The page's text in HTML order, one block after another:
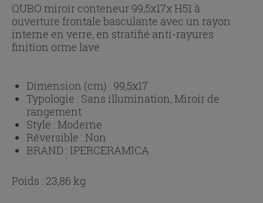
QUBO miroir conteneur 99,5x17x H51 à
ouverture frontale basculante avec un rayon
interne en verre, en stratifié anti-rayures
finition orme lave
Dimension (cm) : 99,5x17
Typologie : Sans illumination, Miroir de
rangement
Style :Moderne
Réversible :Non
BRAND : IPERCERAMICA
Poids : 23,86 kg